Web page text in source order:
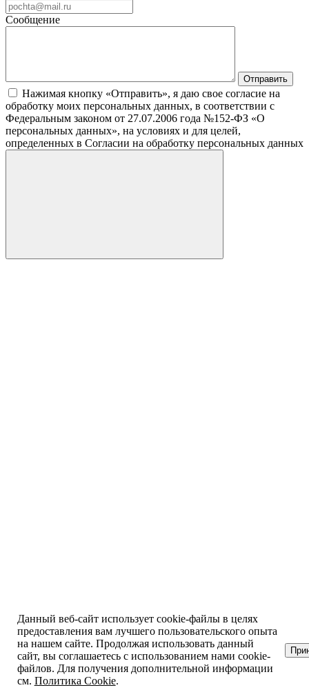
Сообщение
Нажимая кнопку «Отправить», я даю свое согласие на
обработку моих персональных данных, в соответствии с
Федеральным законом от 27.07.2006 года №152-ФЗ «О
персональных данных», на условиях и для целей,
определенных в Согласии на обработку персональных данных
Данный веб-сайт использует cookie-файлы в целях
предоставления вам лучшего пользовательского опыта
на нашем сайте. Продолжая использовать данный
сайт, вы соглашаетесь с использованием нами cookie-
файлов. Для получения дополнительной информации
см. Политика Cookie.